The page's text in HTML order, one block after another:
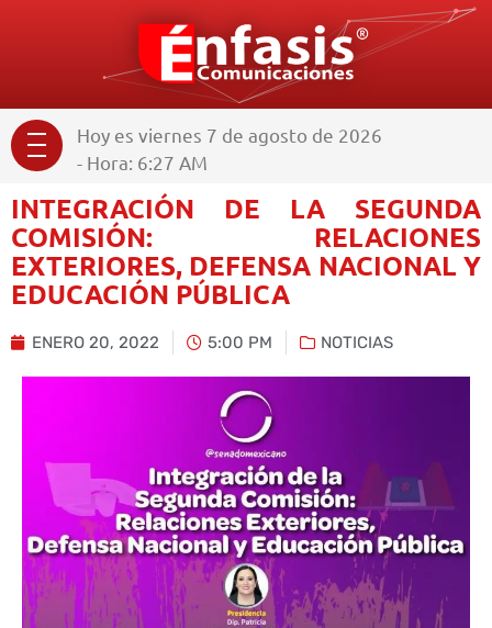
Hoy es viernes 7 de agosto de 2026
- Hora: 6:27 AM
INTEGRACIÓN DE LA SEGUNDA
COMISIÓN: RELACIONES
EXTERIORES, DEFENSA NACIONAL Y
EDUCACIÓN PÚBLICA
ENERO 20, 2022 5:00 PM NOTICIAS